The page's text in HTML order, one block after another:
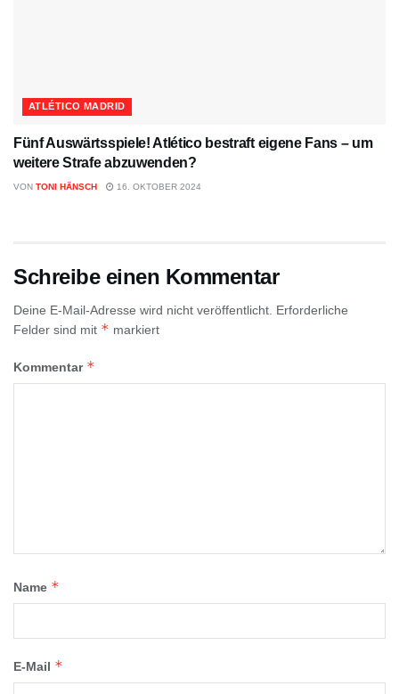
ATLÉTICO MADRID
Fünf Auswärtsspiele! Atlético bestraft eigene Fans – um
weitere Strafe abzuwenden?
VON TONI HÄNSCH 16. OKTOBER 2024
Schreibe einen Kommentar
Deine E-Mail-Adresse wird nicht veröffentlicht. Erforderliche
Felder sind mit * markiert
Kommentar *
Name *
E-Mail *